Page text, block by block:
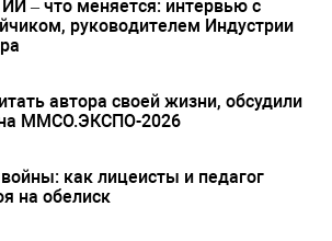
– что меняется: интервью с
руководителем Индустрии
автора своей жизни, обсудили
на ММСО.ЭКСПО-2026
как лицеисты и педагог
на обелиск